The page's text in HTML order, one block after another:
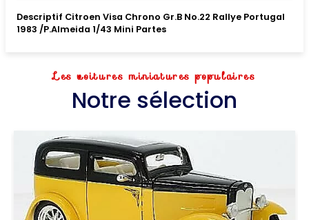
Descriptif Citroen Visa Chrono Gr.B No.22 Rallye Portugal
1983 /P.Almeida 1/43 Mini Partes
Les voitures miniatures populaires
Notre sélection